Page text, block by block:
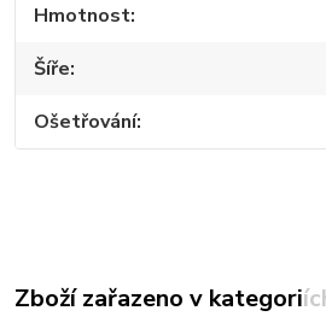
Hmotnost
Šíře
Ošetřování
Zboží zařazeno v